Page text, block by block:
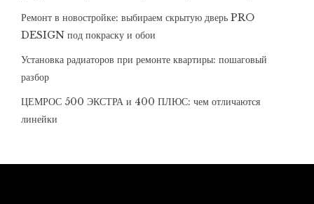
Ремонт в новостройке: выбираем скрытую дверь PRO
DESIGN под покраску и обои
Установка радиаторов при ремонте квартиры: пошаговый
разбор
ЦЕМРОС 500 ЭКСТРА и 400 ПЛЮС: чем отличаются
линейки